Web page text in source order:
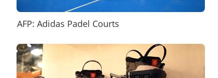
AFP: Adidas Padel Courts